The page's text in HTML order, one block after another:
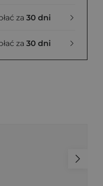
za 30 dni
za 30 dni